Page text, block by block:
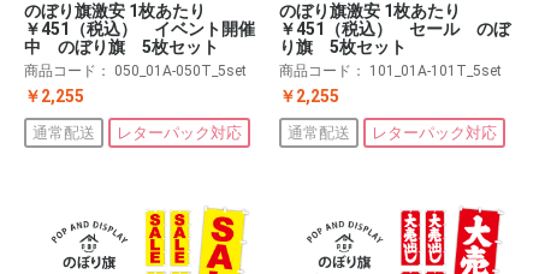
のぼり旗激安 1枚あたり
￥451（税込） イベント開催
中 のぼり旗 5枚セット
商品コード： 050_01A-050T_5set
￥2,255
通常配送 レターパック対応
のぼり旗激安 1枚あたり
￥451（税込） セール のぼ
り旗 5枚セット
商品コード： 101_01A-101T_5set
￥2,255
通常配送 レターパック対応